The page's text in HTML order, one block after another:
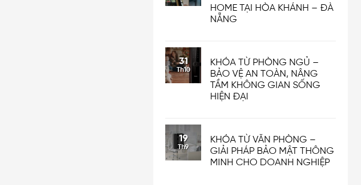
HOME TẠI HÒA KHÁNH – ĐÀ
NẴNG
31
Th10
KHÓA TỪ PHÒNG NGỦ –
BẢO VỆ AN TOÀN, NÂNG
TẦM KHÔNG GIAN SỐNG
HIỆN ĐẠI
19
Th9
KHÓA TỪ VĂN PHÒNG –
GIẢI PHÁP BẢO MẬT THÔNG
MINH CHO DOANH NGHIỆP